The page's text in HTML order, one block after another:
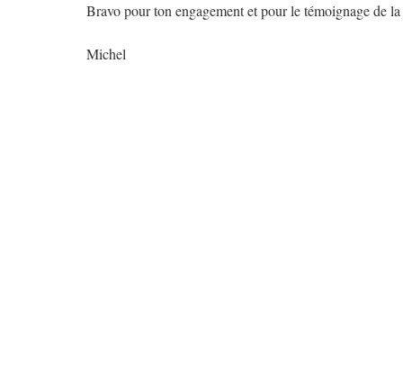
Bravo pour ton engagement et pour le témoignage de
Michel